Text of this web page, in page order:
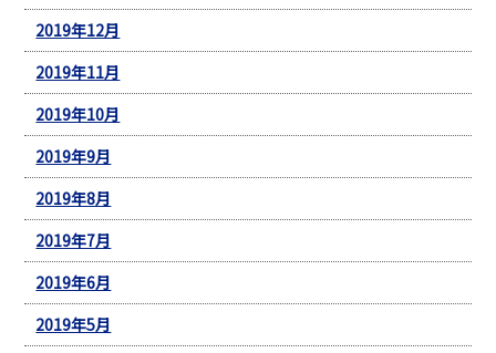
2019年12月
2019年11月
2019年10月
2019年9月
2019年8月
2019年7月
2019年6月
2019年5月